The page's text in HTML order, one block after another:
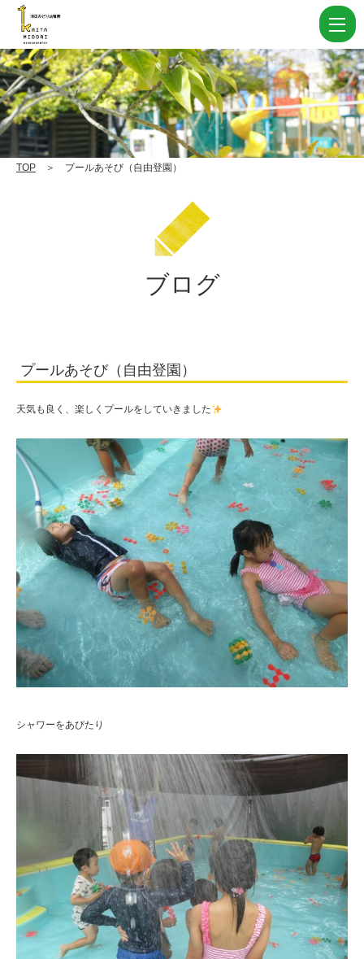
ー
ル
あ
そ
び
|
人
住
田
学
園
TOP ＞ プールあそび（自由登園）
ブログ
プールあそび（自由登園）
天気も良く、楽しくプールをしていきました
シャワーをあびたり